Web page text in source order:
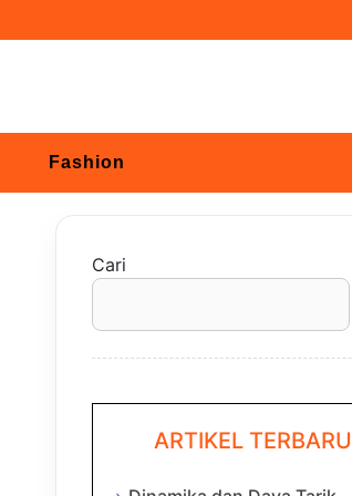
Fashion
Cari
ARTIKEL TERBARU